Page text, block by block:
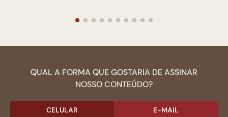
QUAL A FORMA QUE GOSTARIA DE ASSINAR
NOSSO CONTEÚDO?
CELULAR E-MAIL